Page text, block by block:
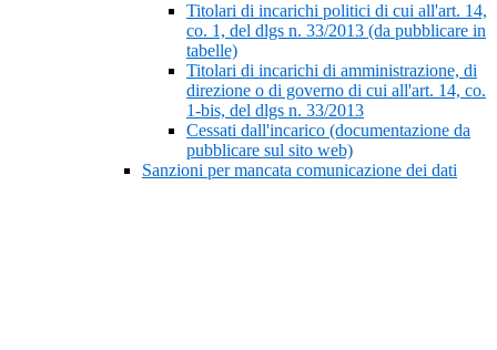
Titolari di incarichi politici di cui all'art. 14,
co. 1, del dlgs n. 33/2013 (da pubblicare in
tabelle)
Titolari di incarichi di amministrazione, di
direzione o di governo di cui all'art. 14, co.
1-bis, del dlgs n. 33/2013
Cessati dall'incarico (documentazione da
pubblicare sul sito web)
Sanzioni per mancata comunicazione dei dati